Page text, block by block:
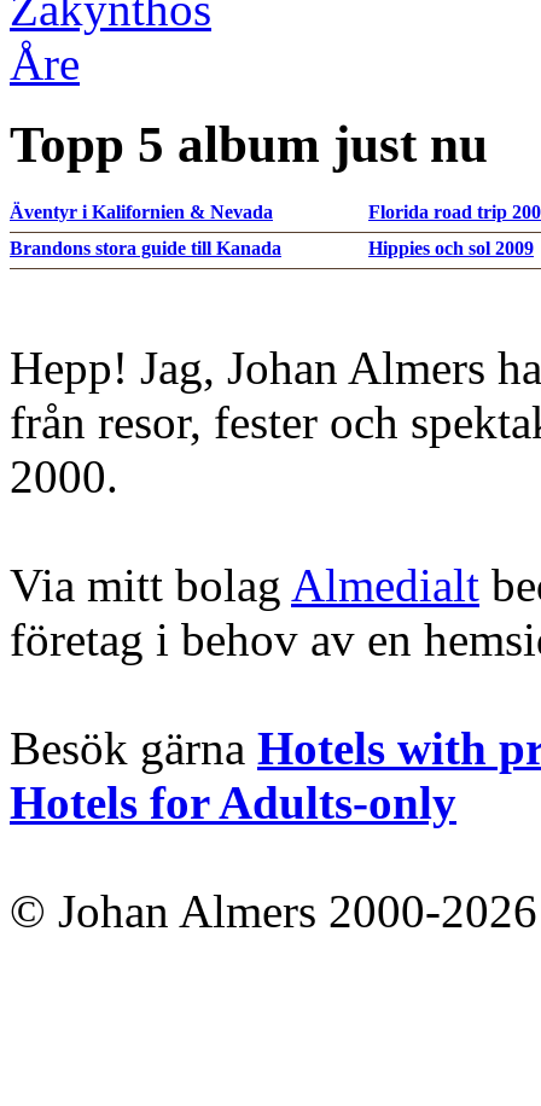
Åre
Topp 5 album just nu
Äventyr i Kalifornien & Nevada
Florida road trip
Brandons stora guide till Kanada
Hippies och sol 2009
Hepp! Jag, Johan Almers
från resor, fester och
2000.
Via mitt bolag Almedialt
företag i behov av en
Besök gärna Hotels with
Hotels for Adults-only
© Johan Almers 2000-2026